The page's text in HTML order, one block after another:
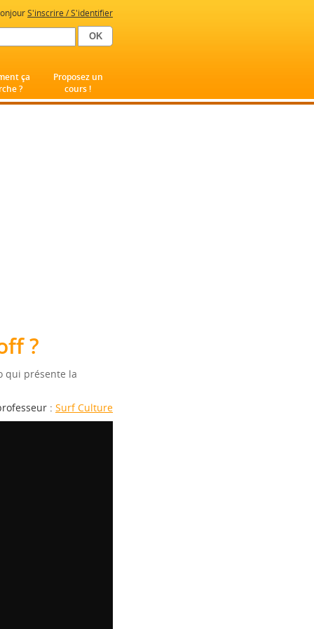
S'inscrire / S'identifier
ça
?
Proposez un
cours !
?
qui présente la
: Surf Culture